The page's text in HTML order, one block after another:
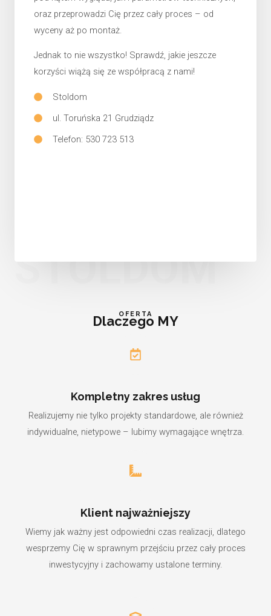
oraz przeprowadzi Cię przez cały proces – od
wyceny aż po montaż.
Jednak to nie wszystko! Sprawdź, jakie jeszcze
korzyści wiążą się ze współpracą z nami!
Stoldom
ul. Toruńska 21 Grudziądz
Telefon: 530 723 513
STOLDOM
OFERTA
Dlaczego MY
Kompletny zakres usług
Realizujemy nie tylko projekty standardowe, ale również
indywidualne, nietypowe – lubimy wymagające wnętrza.
Klient najważniejszy
Wiemy jak ważny jest odpowiedni czas realizacji, dlatego
wesprzemy Cię w sprawnym przejściu przez cały proces
inwestycyjny i zachowamy ustalone terminy.